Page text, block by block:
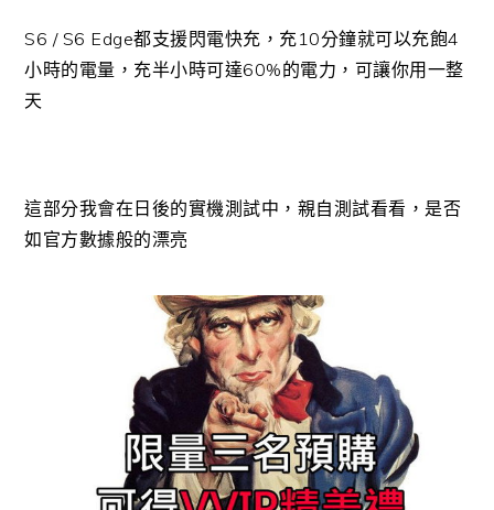
S6 / S6 Edge都支援閃電快充，充10分鐘就可以充飽4
小時的電量，充半小時可達60%的電力，可讓你用一整
天
這部分我會在日後的實機測試中，親自測試看看，是否
如官方數據般的漂亮